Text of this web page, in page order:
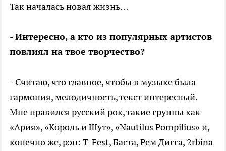
Так началась новая жизнь…
- Интересно, а кто из популярных артистов
повлиял на твое творчество?
- Считаю, что главное, чтобы в музыке была
гармония, мелодичность, текст интересный.
Мне нравился русский рок, такие группы как
«Ария», «Король и Шут», «Nautilus Pompilius» и,
конечно же, рэп: T-Fest, Баста, Рем Дигга, 2rbina